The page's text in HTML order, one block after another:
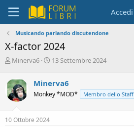
Accedi
Musicando parlando discutendone
X-factor 2024
C
e
a
t
o
r
e
Minerva6
D
a
d
i
13 Settembre 2024
Minerva6
Monkey *MOD* Membro dello Staff
10 Ottobre 2024